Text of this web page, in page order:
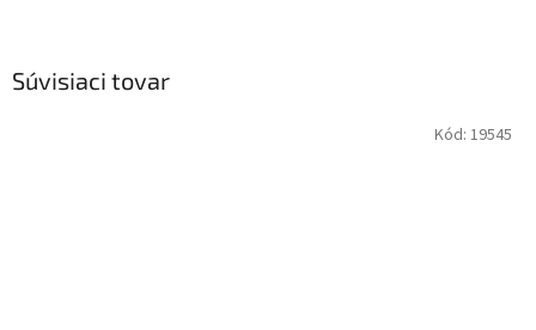
Súvisiaci tovar
Kód: 19545